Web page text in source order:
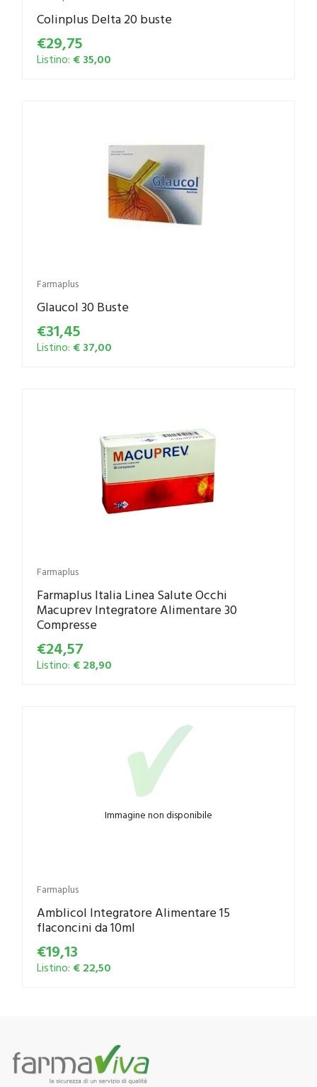
Colinplus Delta 20 buste
€29,75
Listino: € 35,00
Farmaplus
Glaucol 30 Buste
€31,45
Listino: € 37,00
Farmaplus
Farmaplus Italia Linea Salute Occhi
Macuprev Integratore Alimentare 30
Compresse
€24,57
Listino: € 28,90
Immagine non disponibile
Farmaplus
Amblicol Integratore Alimentare 15
flaconcini da 10ml
€19,13
Listino: € 22,50